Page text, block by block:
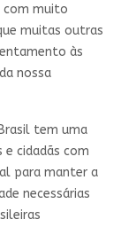
com muito
muitas outras
às
nossa
tem uma
e cidadãs com
para manter a
necessárias